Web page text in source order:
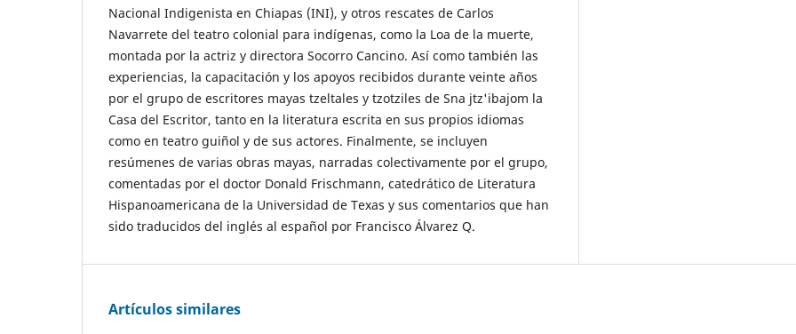
Nacional Indigenista en Chiapas (INI), y otros rescates de Carlos
Navarrete del teatro colonial para indígenas, como la Loa de la muerte,
montada por la actriz y directora Socorro Cancino. Así como también las
experiencias, la capacitación y los apoyos recibidos durante veinte años
por el grupo de escritores mayas tzeltales y tzotziles de Sna jtz'ibajom la
Casa del Escritor, tanto en la literatura escrita en sus propios idiomas
como en teatro guiñol y de sus actores. Finalmente, se incluyen
resúmenes de varias obras mayas, narradas colectivamente por el grupo,
comentadas por el doctor Donald Frischmann, catedrático de Literatura
Hispanoamericana de la Universidad de Texas y sus comentarios que han
sido traducidos del inglés al español por Francisco Álvarez Q.
Artículos similares